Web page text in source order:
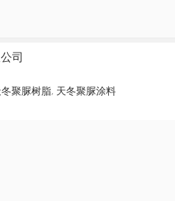
司
聚脲树脂, 天冬聚脲涂料